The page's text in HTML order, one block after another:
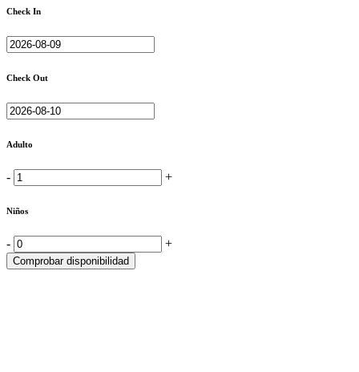
Check In
Check Out
Adulto
- +
Niños
- +
Comprobar disponibilidad